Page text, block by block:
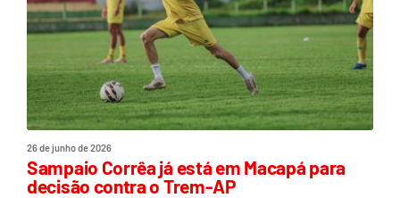
26 de junho de 2026
Sampaio Corrêa já está em Macapá para
decisão contra o Trem-AP